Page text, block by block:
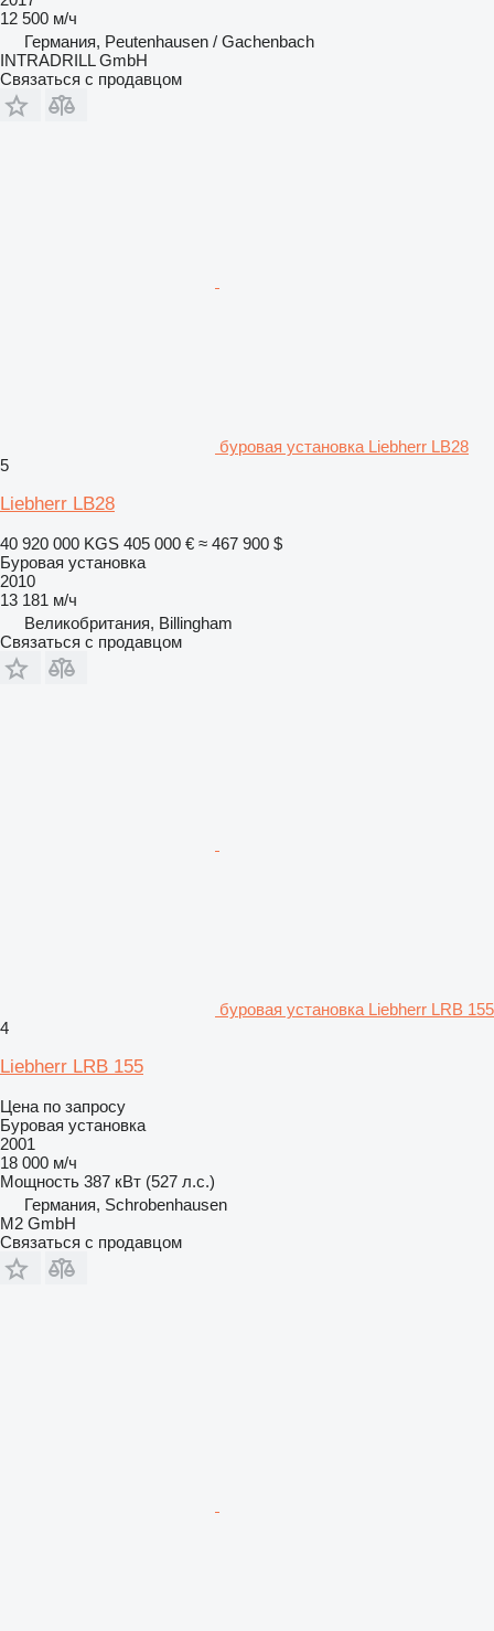
12 500 м/ч
Германия, Peutenhausen / Gachenbach
INTRADRILL GmbH
Связаться с продавцом
буровая установка Liebherr LB28
5
Liebherr LB28
40 920 000 KGS 405 000 € ≈ 467 900 $
Буровая установка
2010
13 181 м/ч
Великобритания, Billingham
Связаться с продавцом
буровая установка Liebherr LRB 155
4
Liebherr LRB 155
Цена по запросу
Буровая установка
2001
18 000 м/ч
Мощность 387 кВт (527 л.с.)
Германия, Schrobenhausen
M2 GmbH
Связаться с продавцом